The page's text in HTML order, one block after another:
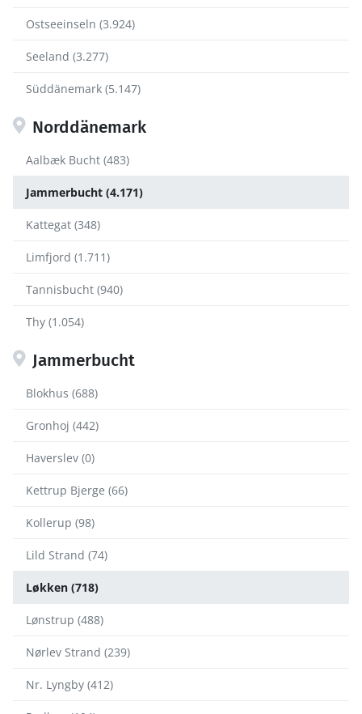
Ostseeinseln (3.924)
Seeland (3.277)
Süddänemark (5.147)
Norddänemark
Aalbæk Bucht (483)
Jammerbucht (4.171)
Kattegat (348)
Limfjord (1.711)
Tannisbucht (940)
Thy (1.054)
Jammerbucht
Blokhus (688)
Gronhoj (442)
Haverslev (0)
Kettrup Bjerge (66)
Kollerup (98)
Lild Strand (74)
Løkken (718)
Lønstrup (488)
Nørlev Strand (239)
Nr. Lyngby (412)